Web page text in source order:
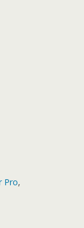
Pro,